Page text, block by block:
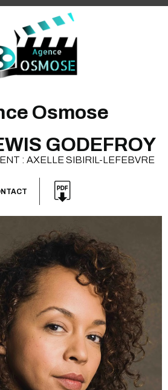
Osmose
GODEFROY
: AXELLE SIBIRIL-LEFEBVRE